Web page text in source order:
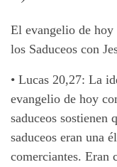
El evangelio de
los Saduceos con
• Lucas 20,27: La
evangelio de hoy
saduceos sostienen
saduceos eran una
comerciantes. Eran